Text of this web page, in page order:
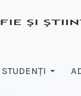
STUDENŢI